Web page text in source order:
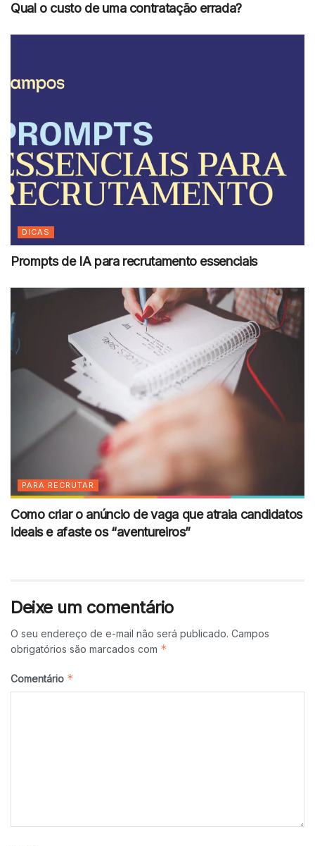
Qual o custo de uma contratação errada?
DICAS
Prompts de IA para recrutamento essenciais
PARA RECRUTAR
Como criar o anúncio de vaga que atraia candidatos
ideais e afaste os “aventureiros”
Deixe um comentário
O seu endereço de e-mail não será publicado. Campos
obrigatórios são marcados com *
Comentário *